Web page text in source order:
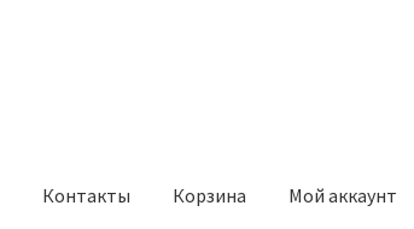
Контакты Корзина Мой аккаунт